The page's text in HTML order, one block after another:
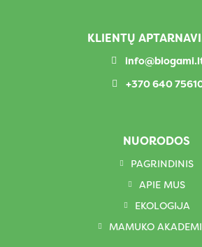
KLIENTŲ
+370 640
NUORODOS
PAGRINDINIS
APIE MUS
EKOLOGIJA
MAMUKO